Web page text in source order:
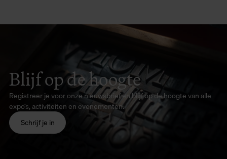
Blijf op de hoogte
Registreer je voor onze nieuwsbrief en blijf op de hoogte van alle
expo’s, activiteiten en evenementen.
Schrijf je in